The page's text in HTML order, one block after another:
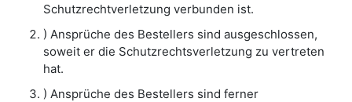
Schutzrechtverletzung verbunden ist.
) Ansprüche des Bestellers sind ausgeschlossen,
soweit er die Schutzrechtsverletzung zu vertreten
hat.
) Ansprüche des Bestellers sind ferner